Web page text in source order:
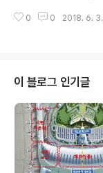
0 0 2018. 6. 3.
이 블로그 인기글